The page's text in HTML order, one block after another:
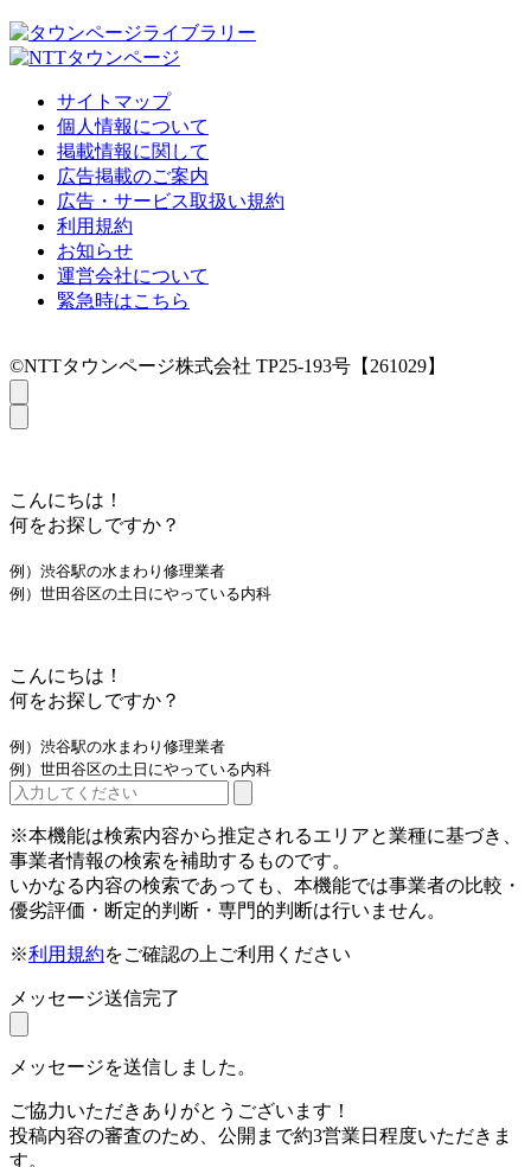
サイトマップ
個人情報について
掲載情報に関して
広告掲載のご案内
広告・サービス取扱い規約
利用規約
お知らせ
運営会社について
緊急時はこちら
©NTTタウンページ株式会社 TP25-193号【261029】
こんにちは！
何をお探しですか？
例）渋谷駅の水まわり修理業者
例）世田谷区の土日にやっている内科
こんにちは！
何をお探しですか？
例）渋谷駅の水まわり修理業者
例）世田谷区の土日にやっている内科
※本機能は検索内容から推定されるエリアと業種に基づき、
事業者情報の検索を補助するものです。
いかなる内容の検索であっても、本機能では事業者の比較・
優劣評価・断定的判断・専門的判断は行いません。
※利用規約をご確認の上ご利用ください
メッセージ送信完了
メッセージを送信しました。
ご協力いただきありがとうございます！
投稿内容の審査のため、公開まで約3営業日程度いただきま
す。